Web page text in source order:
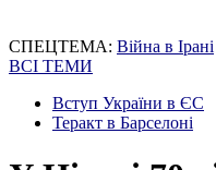
СПЕЦТЕМА: Війна в Ірані
ВСІ ТЕМИ
Вступ України в ЄС
Теракт в Барселоні